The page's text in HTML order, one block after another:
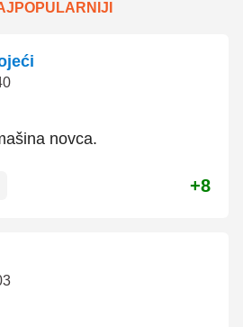
novca.
+8